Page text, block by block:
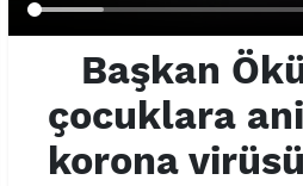
Başkan
çocuklara
korona